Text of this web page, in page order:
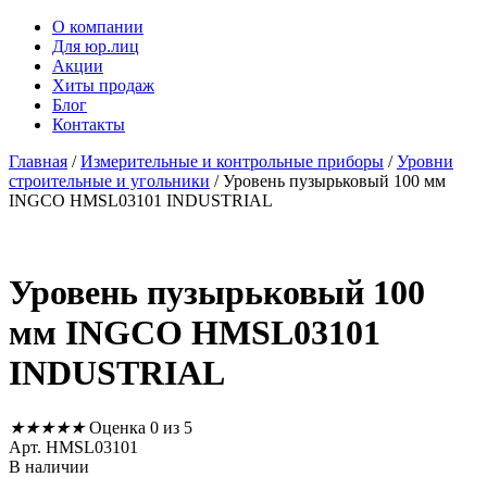
О компании
Для юр.лиц
Акции
Хиты продаж
Блог
Контакты
Главная /Измерительные и контрольные приборы /Уровни
строительные и угольники / Уровень пузырьковый 100 мм
INGCO HMSL03101 INDUSTRIAL
Уровень пузырьковый 100
мм INGCO HMSL03101
INDUSTRIAL
★★★★★ Оценка 0 из 5
Арт. HMSL03101
В наличии